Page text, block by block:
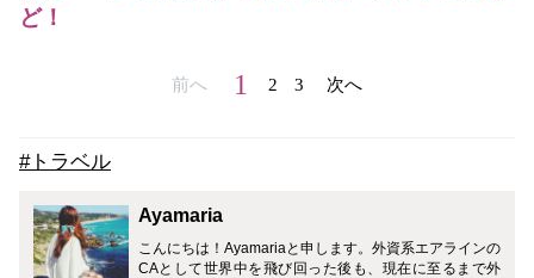
ど！
前へ 1 2 3 次へ
#トラベル
Ayamaria
こんにちは！Ayamariaと申します。外資系エアラインの
CAとして世界中を飛び回った後も、現在に至るまで外